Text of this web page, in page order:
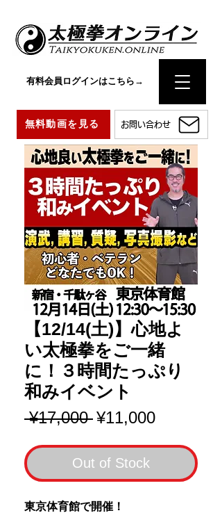
お問い合わせ
無料動画を見る
有料会員ログインはこちら→
【12/14(土)】心地よ
い太極拳をご一緒
に！３時間たっぷり
和みイベント
¥17,000 Regular
¥11,000Sale
Out of Stock
東京体育館で開催！